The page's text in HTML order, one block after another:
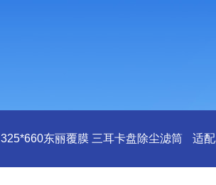
325*660东丽覆膜 三耳卡盘除尘滤筒 适